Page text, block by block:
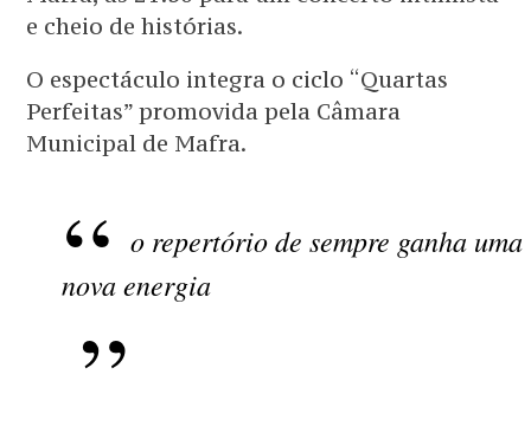
e cheio de histórias.
O espectáculo integra o ciclo “Quartas
Perfeitas” promovida pela Câmara
Municipal de Mafra.
o repertório de sempre ganha uma
nova energia